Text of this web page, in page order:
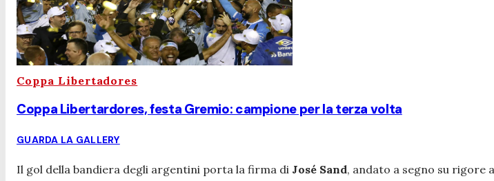
Coppa Libertadores
Coppa Libertardores, festa Gremio: campione per la terza volta
GUARDA LA GALLERY
Il gol della bandiera degli argentini porta la firma di José Sand, andato a segno su rigore